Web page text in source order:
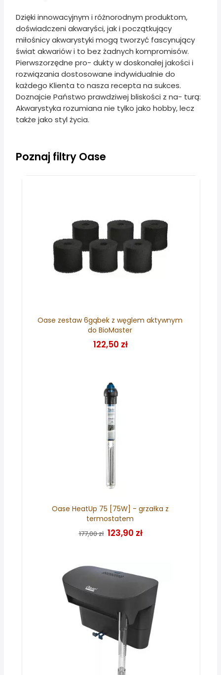
Dzięki innowacyjnym i różnorodnym produktom,
doświadczeni akwaryści, jak i początkujący
miłośnicy akwarystyki mogą tworzyć fascynujący
świat akwariów i to bez żadnych kompromisów.
Pierwszorzędne pro- dukty w doskonałej jakości i
rozwiązania dostosowane indywidualnie do
każdego Klienta to nasza recepta na sukces.
Doznajcie Państwo prawdziwej bliskości z na- turą:
Akwarystyka rozumiana nie tylko jako hobby, lecz
także jako styl życia.
Poznaj filtry Oase
Oase zestaw 6gąbek z węglem aktywnym
do BioMaster
122,50 zł
Oase HeatUp 75 [75W] - grzałka z
termostatem
177,00 zł 123,90 zł